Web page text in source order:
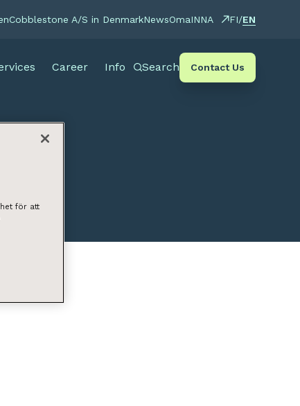
Cobblestone A/S in DenmarkNewsOmaINNA FI/EN
Career Info Search Contact Us
för att